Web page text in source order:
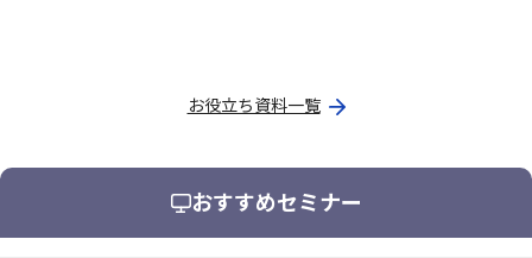
お役立ち資料一覧
おすすめセミナー